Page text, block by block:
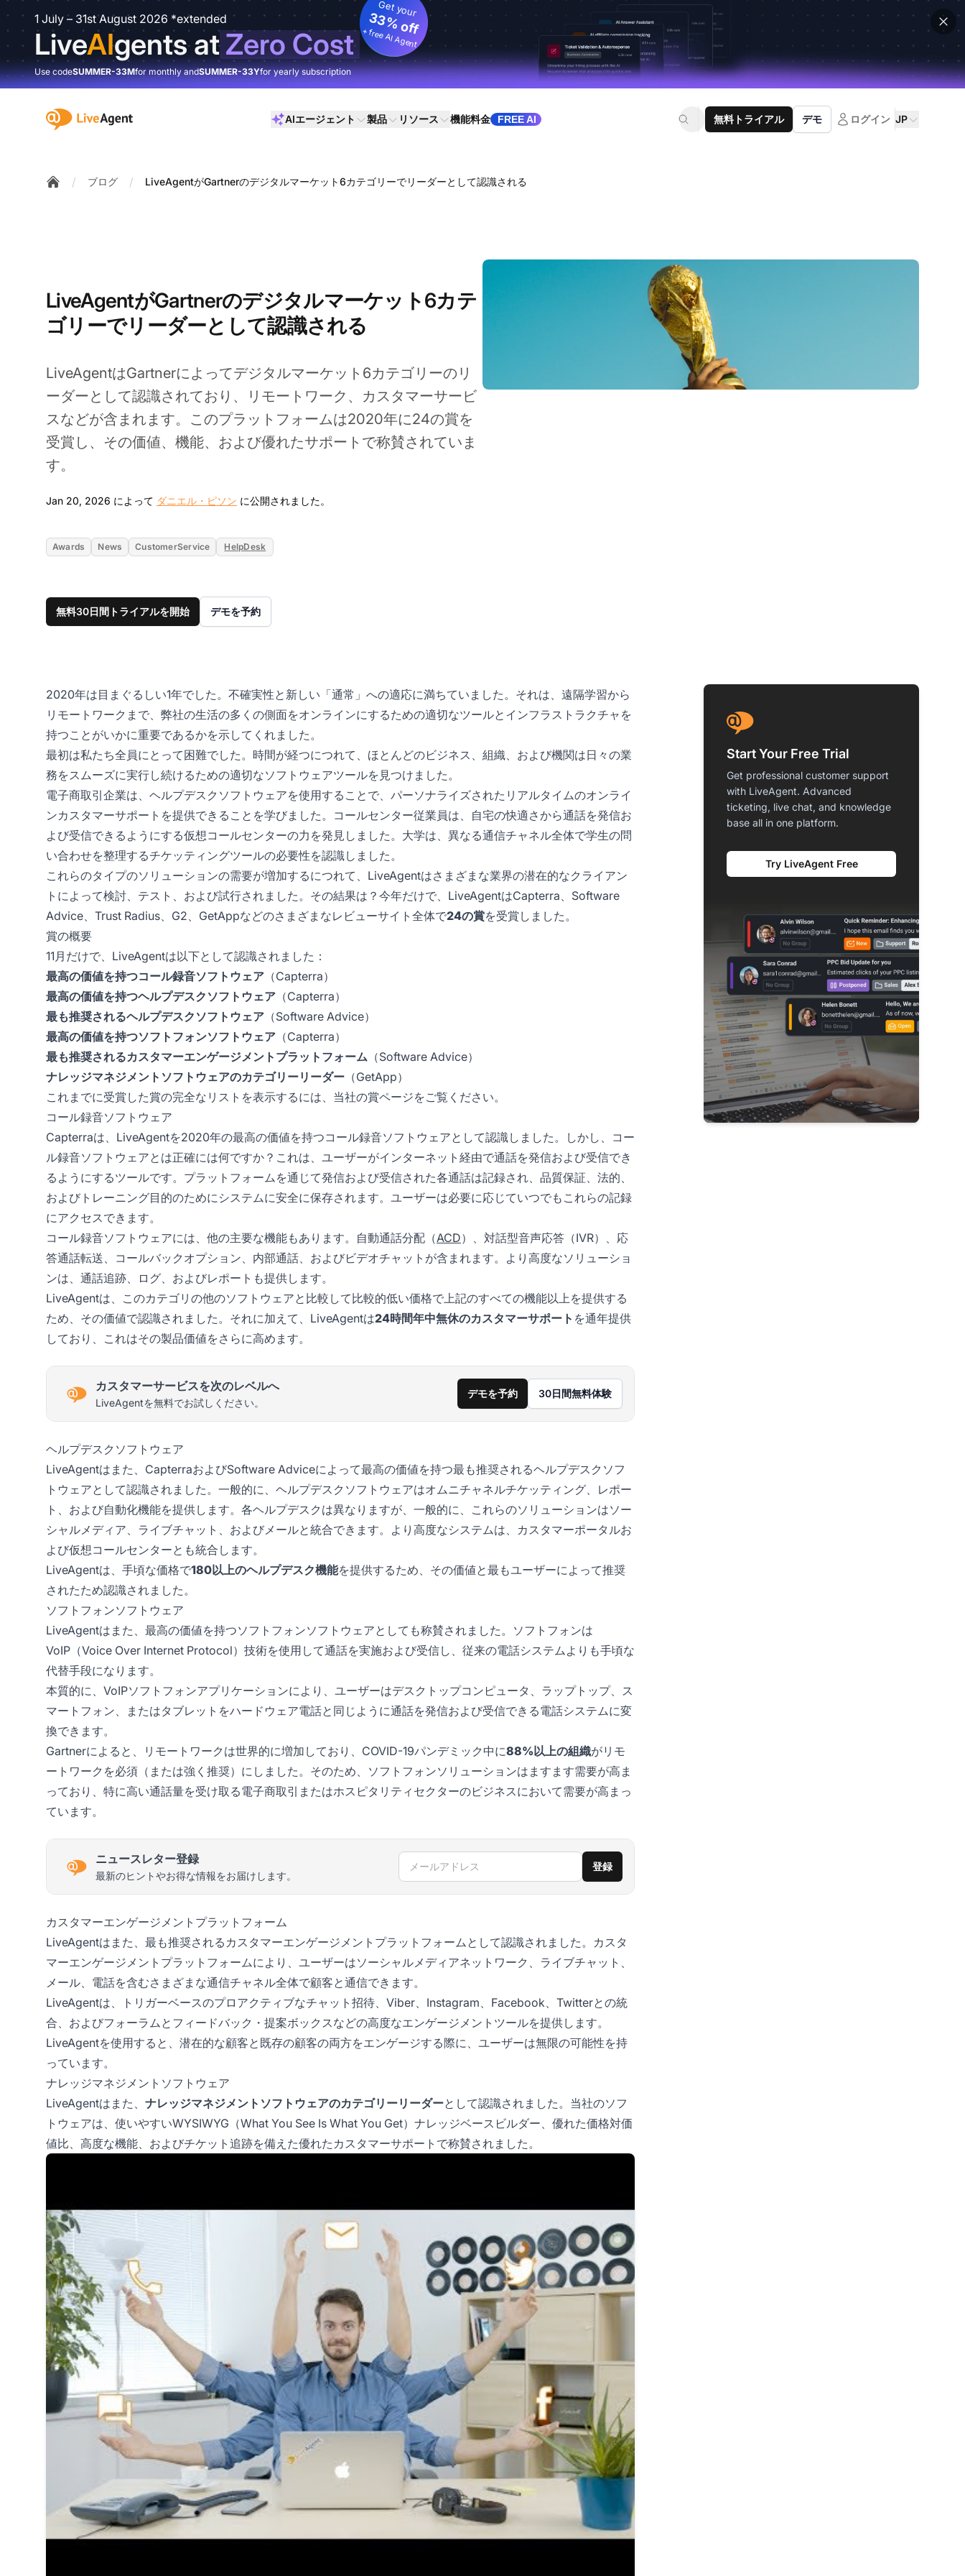
1 July – 31st August 2026 *extended
LiveAIgents atZero Cost
Get your
33% off
+ free AI Agent
Use codeSUMMER-33Mfor monthly andSUMMER-33Yfor yearly subscription
:site.title AIエージェント 製品 リソース 機能料金 FREE AI 無料トライアル デモ ログイン JP
/ ブログ / LiveAgentがGartnerのデジタルマーケット6カテゴリーでリーダーとして認識される
LiveAgentがGartnerのデジタルマーケット6カテ
ゴリーでリーダーとして認識される
LiveAgentはGartnerによってデジタルマーケット6カテゴリーのリ
ーダーとして認識されており、リモートワーク、カスタマーサービ
スなどが含まれます。このプラットフォームは2020年に24の賞を
受賞し、その価値、機能、および優れたサポートで称賛されていま
す。
Jan 20, 2026 によって ダニエル・ピソン に公開されました。
Awards News CustomerService HelpDesk
無料30日間トライアルを開始 デモを予約
2020年は目まぐるしい1年でした。不確実性と新しい「通常」への適応に満ちていました。それは、遠隔学習から
リモートワークまで、弊社の生活の多くの側面をオンラインにするための適切なツールとインフラストラクチャを
持つことがいかに重要であるかを示してくれました。
最初は私たち全員にとって困難でした。時間が経つにつれて、ほとんどのビジネス、組織、および機関は日々の業
務をスムーズに実行し続けるための適切なソフトウェアツールを見つけました。
電子商取引企業は、ヘルプデスクソフトウェアを使用することで、パーソナライズされたリアルタイムのオンライ
ンカスタマーサポートを提供できることを学びました。コールセンター従業員は、自宅の快適さから通話を発信お
よび受信できるようにする仮想コールセンターの力を発見しました。大学は、異なる通信チャネル全体で学生の問
い合わせを整理するチケッティングツールの必要性を認識しました。
これらのタイプのソリューションの需要が増加するにつれて、LiveAgentはさまざまな業界の潜在的なクライアン
トによって検討、テスト、および試行されました。その結果は？今年だけで、LiveAgentはCapterra、Software
Advice、Trust Radius、G2、GetAppなどのさまざまなレビューサイト全体で24の賞を受賞しました。
賞の概要
11月だけで、LiveAgentは以下として認識されました：
最高の価値を持つコール録音ソフトウェア （Capterra）
最高の価値を持つヘルプデスクソフトウェア （Capterra）
最も推奨されるヘルプデスクソフトウェア （Software Advice）
最高の価値を持つソフトフォンソフトウェア （Capterra）
最も推奨されるカスタマーエンゲージメントプラットフォーム （Software Advice）
ナレッジマネジメントソフトウェアのカテゴリーリーダー （GetApp）
これまでに受賞した賞の完全なリストを表示するには、当社の賞ページをご覧ください。
コール録音ソフトウェア
Capterraは、LiveAgentを2020年の最高の価値を持つコール録音ソフトウェアとして認識しました。しかし、コー
ル録音ソフトウェアとは正確には何ですか？これは、ユーザーがインターネット経由で通話を発信および受信でき
るようにするツールです。プラットフォームを通じて発信および受信された各通話は記録され、品質保証、法的、
およびトレーニング目的のためにシステムに安全に保存されます。ユーザーは必要に応じていつでもこれらの記録
にアクセスできます。
コール録音ソフトウェアには、他の主要な機能もあります。自動通話分配（ACD）、対話型音声応答（IVR）、応
答通話転送、コールバックオプション、内部通話、およびビデオチャットが含まれます。より高度なソリューショ
ンは、通話追跡、ログ、およびレポートも提供します。
LiveAgentは、このカテゴリの他のソフトウェアと比較して比較的低い価格で上記のすべての機能以上を提供する
ため、その価値で認識されました。それに加えて、LiveAgentは24時間年中無休のカスタマーサポート を通年提供
しており、これはその製品価値をさらに高めます。
カスタマーサービスを次のレベルへ
LiveAgentを無料でお試しください。
デモを予約 30日間無料体験
ヘルプデスクソフトウェア
LiveAgentはまた、CapterraおよびSoftware Adviceによって最高の価値を持つ最も推奨されるヘルプデスクソフ
トウェアとして認識されました。一般的に、ヘルプデスクソフトウェアはオムニチャネルチケッティング、レポー
ト、および自動化機能を提供します。各ヘルプデスクは異なりますが、一般的に、これらのソリューションはソー
シャルメディア、ライブチャット、およびメールと統合できます。より高度なシステムは、カスタマーポータルお
よび仮想コールセンターとも統合します。
LiveAgentは、手頃な価格で180以上のヘルプデスク機能を提供するため、その価値と最もユーザーによって推奨
されたため認識されました。
ソフトフォンソフトウェア
LiveAgentはまた、最高の価値を持つソフトフォンソフトウェアとしても称賛されました。ソフトフォンは
VoIP（Voice Over Internet Protocol）技術を使用して通話を実施および受信し、従来の電話システムよりも手頃な
代替手段になります。
本質的に、VoIPソフトフォンアプリケーションにより、ユーザーはデスクトップコンピュータ、ラップトップ、ス
マートフォン、またはタブレットをハードウェア電話と同じように通話を発信および受信できる電話システムに変
換できます。
Gartnerによると、リモートワークは世界的に増加しており、COVID-19パンデミック中に88%以上の組織がリモ
ートワークを必須（または強く推奨）にしました。そのため、ソフトフォンソリューションはますます需要が高ま
っており、特に高い通話量を受け取る電子商取引またはホスピタリティセクターのビジネスにおいて需要が高まっ
ています。
ニュースレター登録
最新のヒントやお得な情報をお届けします。
メールアドレス 登録
カスタマーエンゲージメントプラットフォーム
LiveAgentはまた、最も推奨されるカスタマーエンゲージメントプラットフォームとして認識されました。カスタ
マーエンゲージメントプラットフォームにより、ユーザーはソーシャルメディアネットワーク、ライブチャット、
メール、電話を含むさまざまな通信チャネル全体で顧客と通信できます。
LiveAgentは、トリガーベースのプロアクティブなチャット招待、Viber、Instagram、Facebook、Twitterとの統
合、およびフォーラムとフィードバック・提案ボックスなどの高度なエンゲージメントツールを提供します。
LiveAgentを使用すると、潜在的な顧客と既存の顧客の両方をエンゲージする際に、ユーザーは無限の可能性を持
っています。
ナレッジマネジメントソフトウェア
LiveAgentはまた、 ナレッジマネジメントソフトウェアのカテゴリーリーダーとして認識されました。当社のソフ
トウェアは、使いやすいWYSIWYG（What You See Is What You Get）ナレッジベースビルダー、優れた価格対価
値比、高度な機能、およびチケット追跡を備えた優れたカスタマーサポートで称賛されました。
Start Your Free Trial
Get professional customer support
with LiveAgent. Advanced
ticketing, live chat, and knowledge
base all in one platform.
Try LiveAgent Free